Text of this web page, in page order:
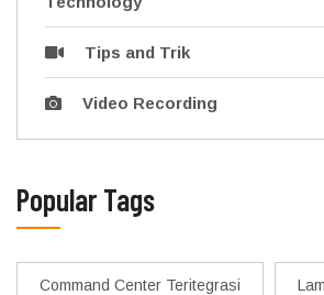
Tips and Trik
Video Recording
Popular Tags
Command Center Teritegrasi